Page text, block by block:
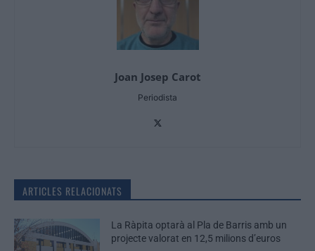
Joan Josep Carot
Periodista
ARTICLES RELACIONATS
La Ràpita optarà al Pla de Barris amb un
projecte valorat en 12,5 milions d’euros